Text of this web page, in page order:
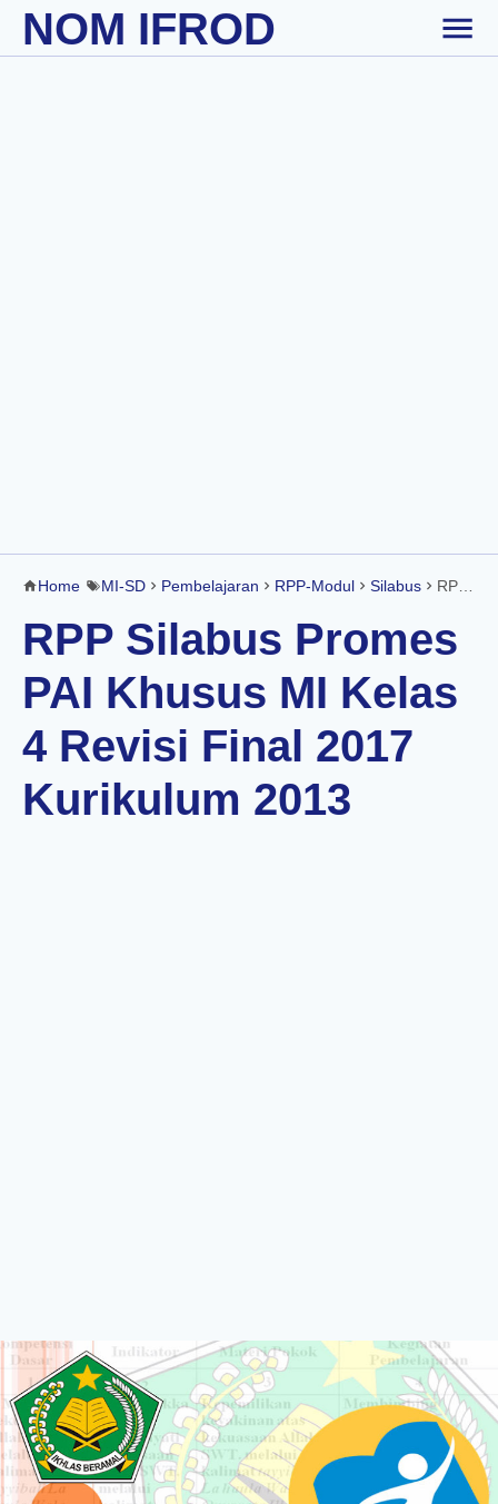
Skip to main content
NOM IFROD
Home MI-SD Pembelajaran RPP-Modul Silabus RPP Silabus Promes PAI Khusus MI Kelas 4 Revisi Final 2017 Kurikulum 2013
RPP Silabus Promes
PAI Khusus MI Kelas
4 Revisi Final 2017
Kurikulum 2013